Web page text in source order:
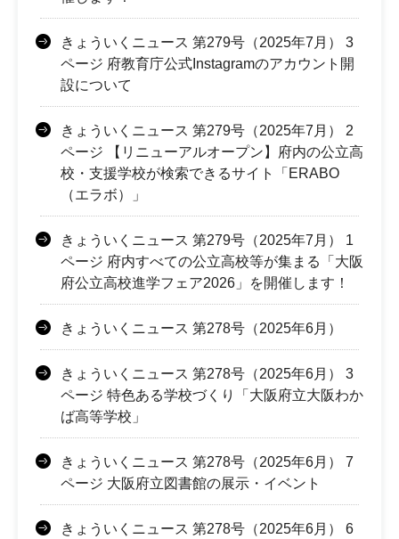
きょういくニュース 第279号（2025年7月） 3
ページ 府教育庁公式Instagramのアカウント開
設について
きょういくニュース 第279号（2025年7月） 2
ページ 【リニューアルオープン】府内の公立高
校・支援学校が検索できるサイト「ERABO
（エラボ）」
きょういくニュース 第279号（2025年7月） 1
ページ 府内すべての公立高校等が集まる「大阪
府公立高校進学フェア2026」を開催します！
きょういくニュース 第278号（2025年6月）
きょういくニュース 第278号（2025年6月） 3
ページ 特色ある学校づくり「大阪府立大阪わか
ば高等学校」
きょういくニュース 第278号（2025年6月） 7
ページ 大阪府立図書館の展示・イベント
きょういくニュース 第278号（2025年6月） 6